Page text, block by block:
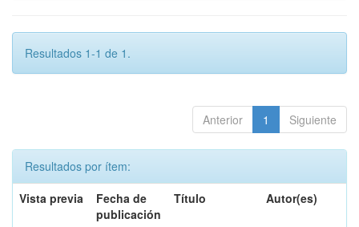
Resultados 1-1 de 1.
Anterior 1 Siguiente
Resultados por ítem:
Vista previa
Fecha de
publicación
Título Autor(es)